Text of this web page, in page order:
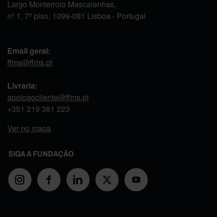
Largo Monterroio Mascarenhas,
nº 1, 7º piso, 1099-081 Lisboa - Portugal
Email geral:
ffms@ffms.pt
Livraria:
apoioaocliente@ffms.pt
+351 219 381 223
Ver no mapa
SIGA A FUNDAÇÃO